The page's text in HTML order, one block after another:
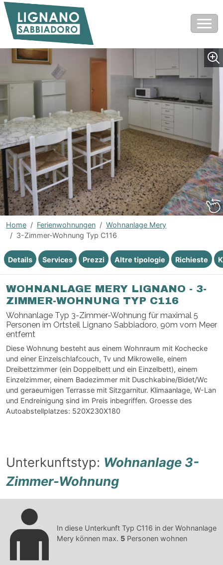
Home Ferienwohnungen
Wohnanlage Mery
3-Zimmer-Wohnung Typ C116
WOHNANLAGE MERY LIGNANO - 3-
ZIMMER-WOHNUNG TYP C116
Wohnanlage Typ 3-Zimmer-Wohnung für maximal 5
Personen im Ortsteil Lignano Sabbiadoro, 90m vom Meer
entfernt
Diese Wohnung besteht aus einem Wohnraum mit Kochecke
und einer Einzelschlafcouch, Tv und Mikrowelle, einem
Dreibettzimmer (ein Doppelbett und ein Einzelbett), einem
Einzelzimmer, einem Badezimmer mit Duschkabine/Bidet/Wc
und geraeumigen Terrasse mit Sitzgarnitur. Klimaanlage, W-Lan
und Endreinigung sind im Preis inbegriffen. Groesse des
Autoabstellplatzes: 520X230X180
Details Services Prezzi Altre tipologie Richieste
Unterkunftstyp: Wohnanlage 3-
Zimmer-Wohnung
In diese Unterkunft Typ C116 in der Wohnanlage
Mery können max. 5 Personen wohnen